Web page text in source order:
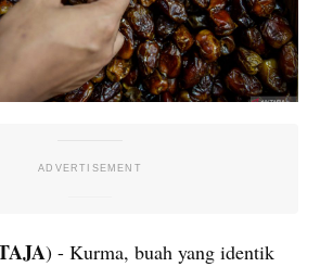
) - Kurma, buah yang identik